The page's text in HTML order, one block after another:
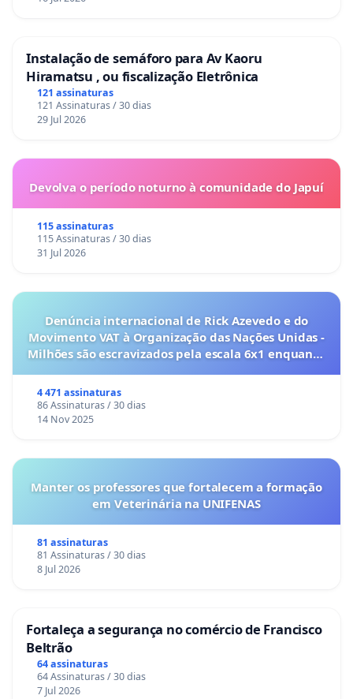
Instalação de semáforo para Av Kaoru
Hiramatsu , ou fiscalização Eletrônica
121 assinaturas
121 Assinaturas / 30 dias
29 Jul 2026
Devolva o período noturno à comunidade do Japuí
115 assinaturas
115 Assinaturas / 30 dias
31 Jul 2026
Denúncia internacional de Rick Azevedo e do
Movimento VAT à Organização das Nações Unidas -
Milhões são escravizados pela escala 6x1 enquanto
4 471 assinaturas
86 Assinaturas / 30 dias
14 Nov 2025
Manter os professores que fortalecem a formação
em Veterinária na UNIFENAS
81 assinaturas
81 Assinaturas / 30 dias
8 Jul 2026
Fortaleça a segurança no comércio de Francisco
Beltrão
64 assinaturas
64 Assinaturas / 30 dias
7 Jul 2026